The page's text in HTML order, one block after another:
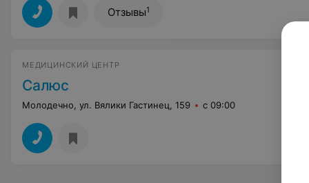
Отзывы1
МЕДИЦИНСКИЙ ЦЕНТР
Салюс
Молодечно, ул. Вялики Гастинец, 159 с 09:00